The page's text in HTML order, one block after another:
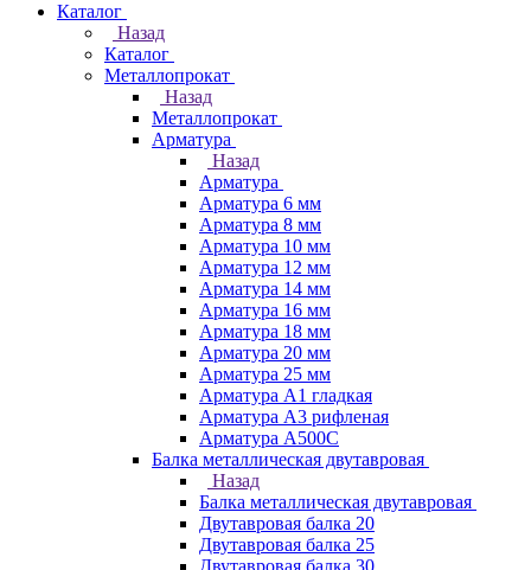
Каталог
Назад
Каталог
Металлопрокат
Назад
Металлопрокат
Арматура
Назад
Арматура
Арматура 6 мм
Арматура 8 мм
Арматура 10 мм
Арматура 12 мм
Арматура 14 мм
Арматура 16 мм
Арматура 18 мм
Арматура 20 мм
Арматура 25 мм
Арматура А1 гладкая
Арматура А3 рифленая
Арматура А500С
Балка металлическая двутавровая
Назад
Балка металлическая двутавровая
Двутавровая балка 20
Двутавровая балка 25
Двутавровая балка 30